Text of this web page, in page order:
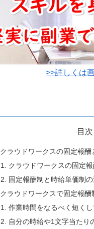
>>詳しくは
目次
クラウドワークスの固定報酬
クラウドワークスの固定
固定報酬制と時給単価制
クラウドワークスで固定報
作業時間をなるべく短く
自分の時給や1文字当たり